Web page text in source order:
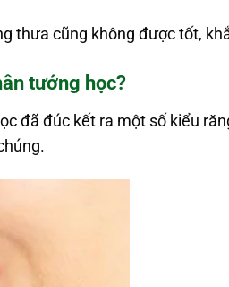
thưa cũng không được tốt,
tướng học?
đã đúc kết ra một số kiểu